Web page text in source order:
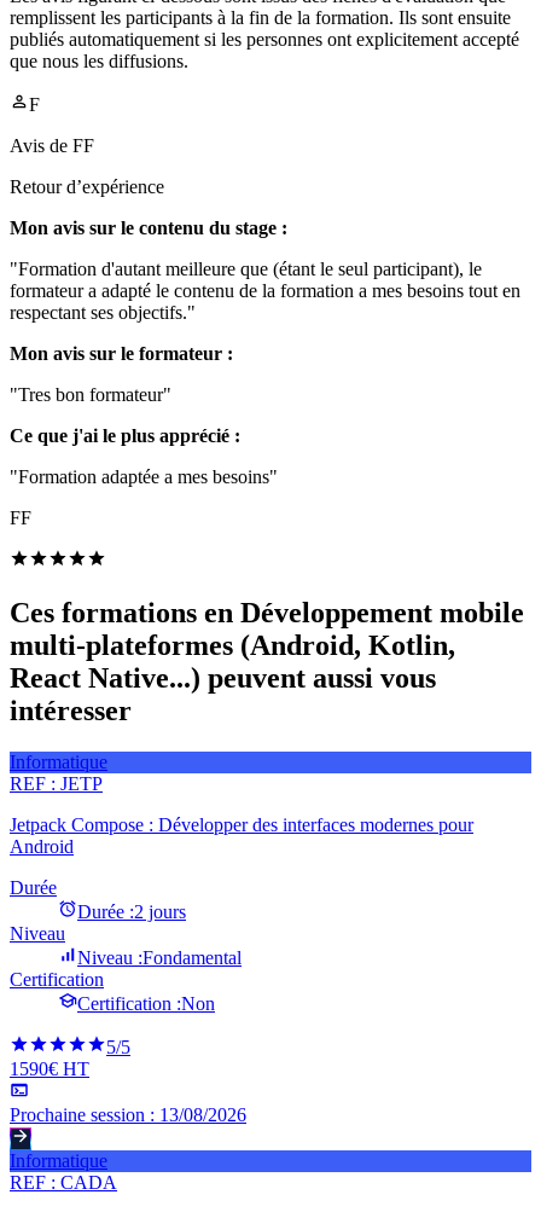
remplissent les participants à la fin de la formation. Ils sont ensuite
publiés automatiquement si les personnes ont explicitement accepté
que nous les diffusions.
F
Avis de FF
Retour d’expérience
Mon avis sur le contenu du stage :
"Formation d'autant meilleure que (étant le seul participant), le
formateur a adapté le contenu de la formation a mes besoins tout en
respectant ses objectifs."
Mon avis sur le formateur :
"Tres bon formateur"
Ce que j'ai le plus apprécié :
"Formation adaptée a mes besoins"
FF
Ces formations en Développement mobile
multi-plateformes (Android, Kotlin,
React Native...) peuvent aussi vous
intéresser
Informatique
REF : JETP
Jetpack Compose : Développer des interfaces modernes pour
Android
Durée
Durée :2 jours
Niveau
Niveau :Fondamental
Certification
Certification :Non
5/5
1590€ HT
Prochaine session : 13/08/2026
Informatique
REF : CADA